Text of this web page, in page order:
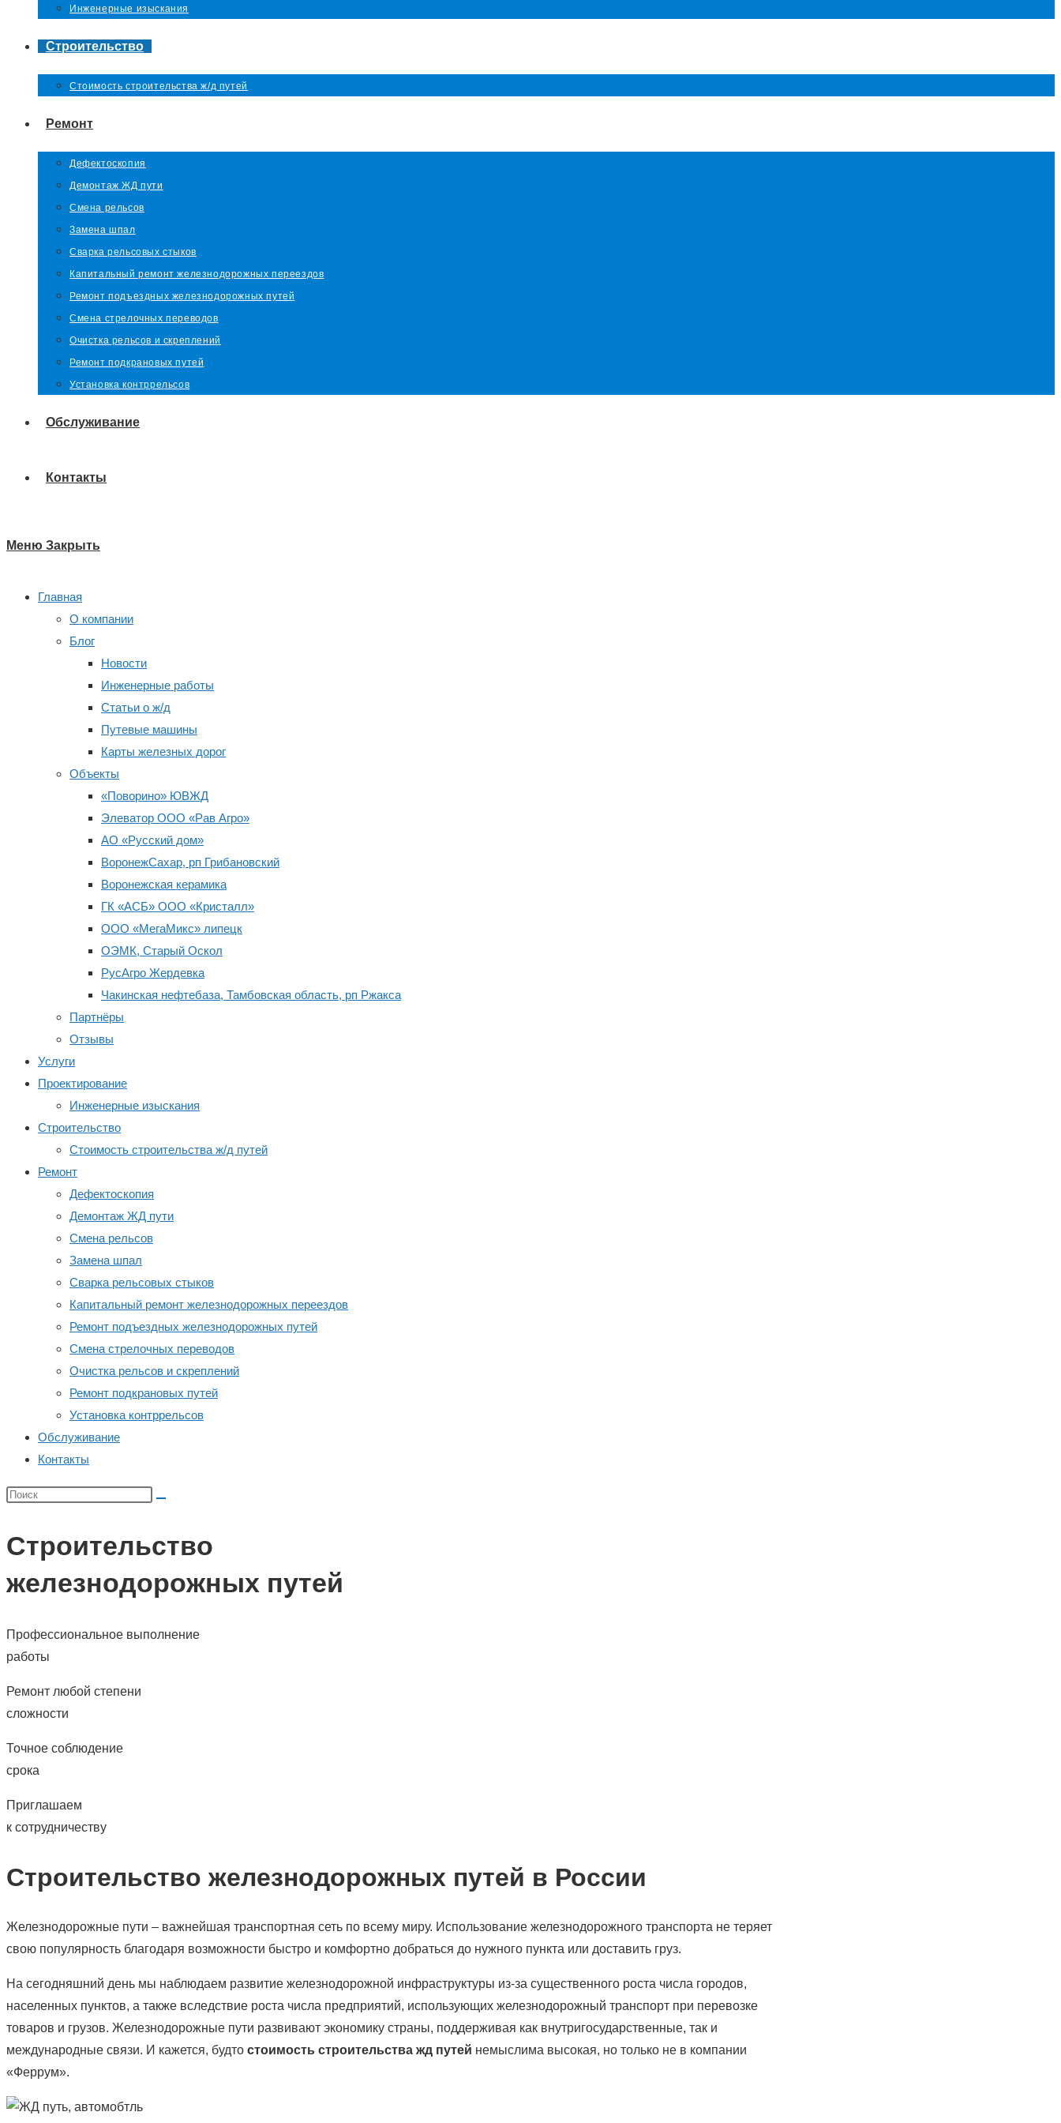
Инженерные изыскания
Строительство
Стоимость строительства ж/д путей
Ремонт
Дефектоскопия
Демонтаж ЖД пути
Смена рельсов
Замена шпал
Сварка рельсовых стыков
Капитальный ремонт железнодорожных переездов
Ремонт подъездных железнодорожных путей
Смена стрелочных переводов
Очистка рельсов и скреплений
Ремонт подкрановых путей
Установка контррельсов
Обслуживание
Контакты
Меню Закрыть
Главная
О компании
Блог
Новости
Инженерные работы
Статьи о ж/д
Путевые машины
Карты железных дорог
Объекты
«Поворино» ЮВЖД
Элеватор ООО «Рав Агро»
АО «Русский дом»
ВоронежСахар, рп Грибановский
Воронежская керамика
ГК «АСБ» ООО «Кристалл»
ООО «МегаМикс» липецк
ОЭМК, Старый Оскол
РусАгро Жердевка
Чакинская нефтебаза, Тамбовская область, рп Ржакса
Партнёры
Отзывы
Услуги
Проектирование
Инженерные изыскания
Строительство
Стоимость строительства ж/д путей
Ремонт
Дефектоскопия
Демонтаж ЖД пути
Смена рельсов
Замена шпал
Сварка рельсовых стыков
Капитальный ремонт железнодорожных переездов
Ремонт подъездных железнодорожных путей
Смена стрелочных переводов
Очистка рельсов и скреплений
Ремонт подкрановых путей
Установка контррельсов
Обслуживание
Контакты
Строительство
железнодорожных путей
Профессиональное выполнение
работы
Ремонт любой степени
сложности
Точное соблюдение
срока
Приглашаем
к сотрудничеству
Строительство железнодорожных путей в России
Железнодорожные пути – важнейшая транспортная сеть по всему миру. Использование железнодорожного транспорта не теряет
свою популярность благодаря возможности быстро и комфортно добраться до нужного пункта или доставить груз.
На сегодняшний день мы наблюдаем развитие железнодорожной инфраструктуры из-за существенного роста числа городов,
населенных пунктов, а также вследствие роста числа предприятий, использующих железнодорожный транспорт при перевозке
товаров и грузов. Железнодорожные пути развивают экономику страны, поддерживая как внутригосударственные, так и
международные связи. И кажется, будто стоимость строительства жд путей немыслима высокая, но только не в компании
«Феррум».